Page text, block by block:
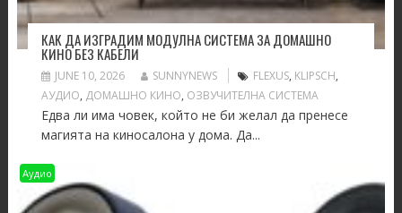
КАК ДА ИЗГРАДИМ МОДУЛНА СИСТЕМА ЗА ДОМАШНО
КИНО БЕЗ КАБЕЛИ
JUNE 10, 2026 SUNNYNEWS FLEXUS, KLIPSCH,
АУДИО, ДОМАШНО КИНО, ОЗВУЧИТЕЛНА СИСТЕМА
Едва ли има човек, който не би желал да пренесе
магията на киносалона у дома. Да...
Аудио